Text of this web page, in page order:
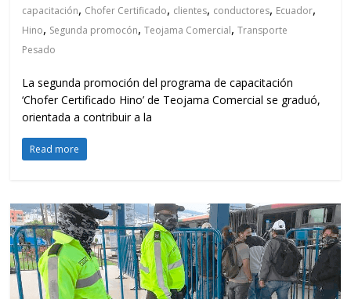
capacitación, Chofer Certificado, clientes, conductores, Ecuador,
Hino, Segunda promocón,Teojama Comercial,Transporte
Pesado
La segunda promoción del programa de capacitación
‘Chofer Certificado Hino’ de Teojama Comercial se graduó,
orientada a contribuir a la
Read more